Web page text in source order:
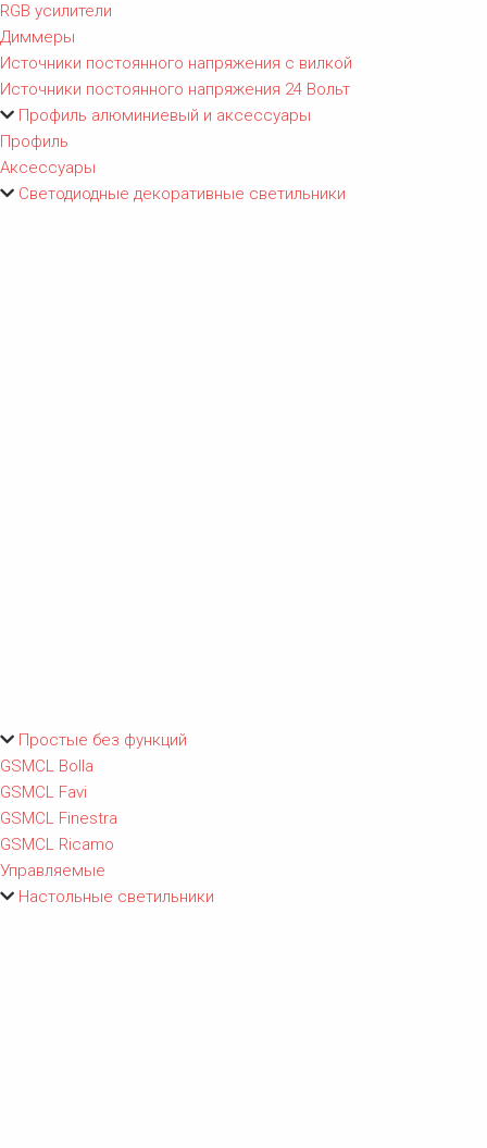
RGB усилители
Диммеры
Источники постоянного напряжения с вилкой
Источники постоянного напряжения 24 Вольт
Профиль алюминиевый и аксессуары
Профиль
Аксессуары
Светодиодные декоративные светильники
Простые без функций
GSMCL Bolla
GSMCL Favi
GSMCL Finestra
GSMCL Ricamo
Управляемые
Настольные светильники